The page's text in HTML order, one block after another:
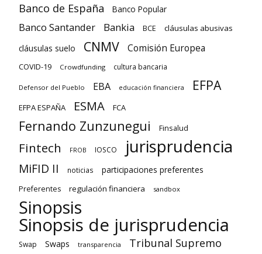
Banco de España Banco Popular
Banco Santander Bankia BCE cláusulas abusivas
cláusulas suelo CNMV Comisión Europea
COVID-19 Crowdfunding cultura bancaria
Defensor del Pueblo EBA educación financiera EFPA
EFPA ESPAÑA ESMA FCA
Fernando Zunzunegui Finsalud
Fintech FROB IOSCO jurisprudencia
MiFID II noticias participaciones preferentes
Preferentes regulación financiera sandbox
Sinopsis
Sinopsis de jurisprudencia
Swap Swaps transparencia Tribunal Supremo